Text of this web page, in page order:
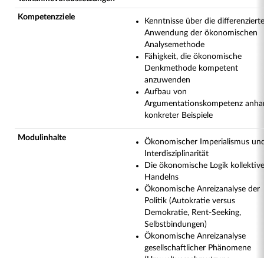
Kompetenzziele
Kenntnisse über die differenzierte
Anwendung der ökonomischen
Analysemethode
Fähigkeit, die ökonomische
Denkmethode kompetent
anzuwenden
Aufbau von
Argumentationskompetenz
konkreter Beispiele
Modulinhalte
Ökonomischer Imperialismus
Interdisziplinarität
Die ökonomische Logik
Handelns
Ökonomische Anreizanalyse der
Politik (Autokratie versus
Demokratie, Rent-Seeking,
Selbstbindungen)
Ökonomische Anreizanalyse
gesellschaftlicher Phänomene